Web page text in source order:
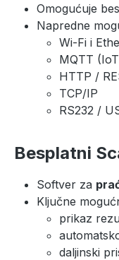
Omogućuje
Napredne
Wi-Fi i
MQTT
HTTP /
TCP/IP
RS232 /
Besplatni
Softver za
Ključne
prikaz
daljinski